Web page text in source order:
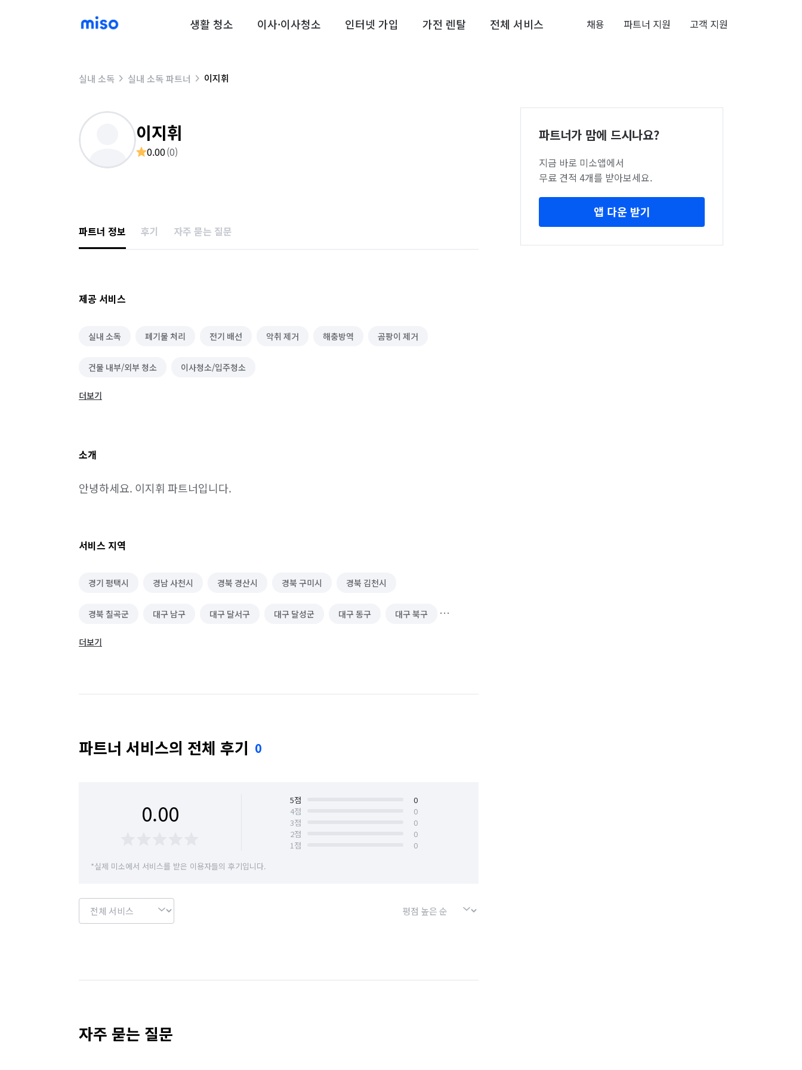
생활 청소 이사·이사청소 인터넷 가입 가전 렌탈 전체 서비스 채용 파트너 지원 고객 지원
실내 소독 실내 소독 파트너 이지휘
이지휘
0.00(0)
파트너 정보 후기 자주 묻는 질문
제공 서비스
실내 소독 폐기물 처리 전기 배선 악취 제거 해충방역 곰팡이 제거
건물 내부/외부 청소 이사청소/입주청소
더보기
소개
안녕하세요. 이지휘 파트너입니다.
서비스 지역
경기 평택시 경남 사천시 경북 경산시 경북 구미시 경북 김천시
경북 칠곡군 대구 남구 대구 달서구 대구 달성군 대구 동구 대구 북구
대구 서구
더보기
파트너 서비스의 전체 후기 0
0.00 5점
0
4점
0
3점
0
2점
0
1점
0
*실제 미소에서 서비스를 받은 이용자들의 후기입니다.
자주 묻는 질문
파트너가 맘에 드시나요?
지금 바로 미소앱에서
무료 견적 4개를 받아보세요.
앱 다운 받기